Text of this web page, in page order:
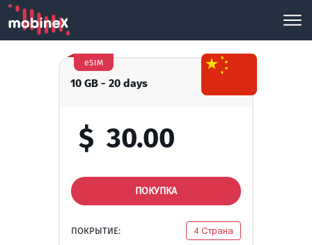
10 GB - 20 days
eSIM
$ 30.00
ПОКУПКА
ПОКРЫТИЕ: 4 Страна